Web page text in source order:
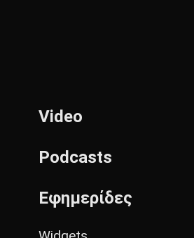
Video
Podcasts
Εφημερίδες